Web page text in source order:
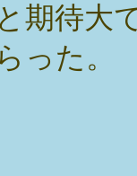
期待大
った。